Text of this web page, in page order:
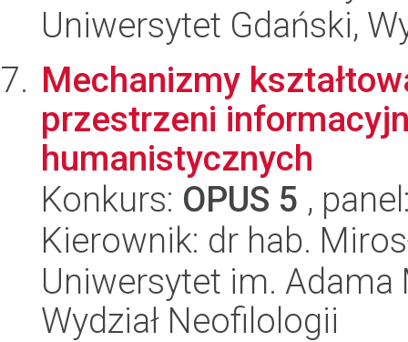
Uniwersytet Gdański,
Mechanizmy
przestrzeni
humanistycznych
Konkurs: OPUS 5 ,
Kierownik: dr hab.
Uniwersytet im.
Wydział Neofilologii